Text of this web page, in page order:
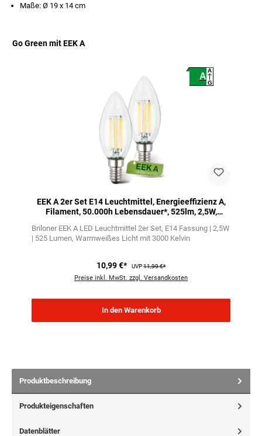
Maße: Ø 19 x 14 cm
Go Green mit EEK A
A
A
G
EEK A 2er Set E14 Leuchtmittel, Energieeffizienz A,
Filament, 50.000h Lebensdauer*, 525lm, 2,5W,
Briloner EEK A LED Leuchtmittel 2er Set E14 Fassung | 2,5W
| 525 Lumen Warmweißes Licht mit 3000 Kelvin
10,99 €* UVP11,99 €*
Preise inkl. MwSt. zzgl. Versandkosten
In den Warenkorb
Produktbeschreibung
Produkteigenschaften
Datenblätter